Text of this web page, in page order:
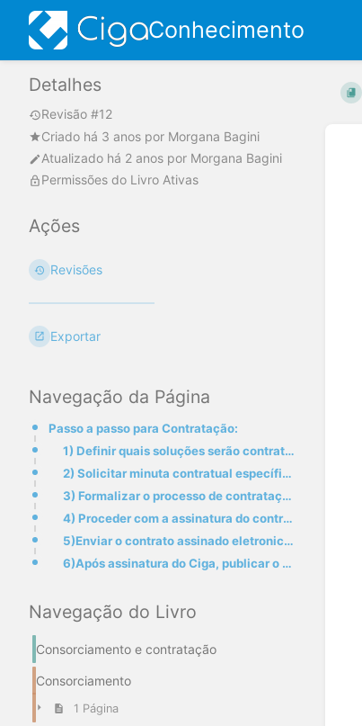
Conhecimento
Detalhes
Revisão #12
Criado há 3 anos por Morgana Bagini
Atualizado há 2 anos por Morgana Bagini
Permissões do Livro Ativas
Ações
Revisões
Exportar
Navegação da Página
Passo a passo para Contratação:
1) Definir quais soluções serão contratadas:
2) Solicitar minuta contratual específica referente às soluções que o ente deseja contratar no e-mai
3) Formalizar o processo de contratação no âmbito do Município:
4) Proceder com a assinatura do contrato, conforme minuta enviada pelo Ciga, preferencialmente de fo
5)Enviar o contrato assinado eletronicamente (certificado digital ICP-Brasil) para o e-mail fernanda
6)Após assinatura do Ciga, publicar o contrato ou o seu extrato no diário oficial do Município
Navegação do Livro
Consorciamento e contratação
Consorciamento
1 Página